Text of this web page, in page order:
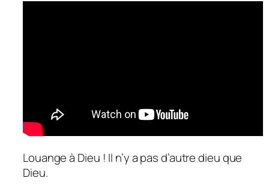
Louange à Dieu ! Il n’y a pas d’autre dieu que
Dieu.